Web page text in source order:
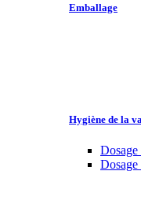
Emballage
Hygiène de la
Dosage
Dosage